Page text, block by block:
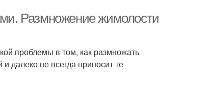
Размножение жимолости
проблемы в том, как размножать
далеко не всегда приносит те